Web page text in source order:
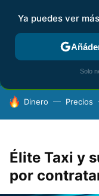
FISCALIDAD Y
HOY SE HABLA DE
Dinero Precios
Élite Taxi y
por
Ya puedes ver
Solo